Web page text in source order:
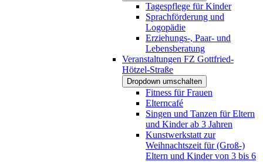
Tagespflege für Kinder
Sprachförderung und
Logopädie
Erziehungs-, Paar- und
Lebensberatung
Veranstaltungen FZ Gottfried-
Hötzel-Straße
Dropdown umschalten
Fitness für Frauen
Elterncafé
Singen und Tanzen für Eltern
und Kinder ab 3 Jahren
Kunstwerkstatt zur
Weihnachtszeit für (Groß-)
Eltern und Kinder von 3 bis 6